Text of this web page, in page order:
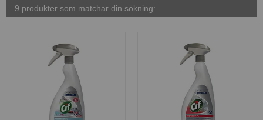
9 produkter som matchar din sökning: